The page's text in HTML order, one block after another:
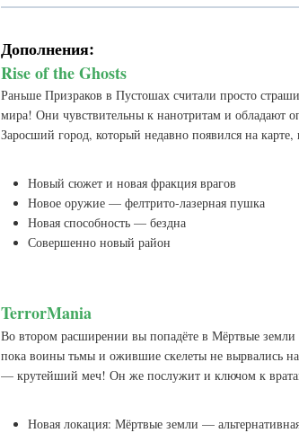
Дополнения:
Rise of the Ghosts
Раньше Призраков в Пустошах считали просто
мира! Они чувствительны к нанотритам и обладают
Заросший город, который недавно появился на карте,
Новый сюжет и новая фракция врагов
Новое оружие — фелтрито-лазерная пушка
Новая способность — бездна
Совершенно новый район
TerrorMania
Во втором расширении вы попадёте в Мёртвые земли
пока воины тьмы и ожившие скелеты не вырвались
— крутейший меч! Он же послужит и ключом к
Новая локация: Мёртвые земли —